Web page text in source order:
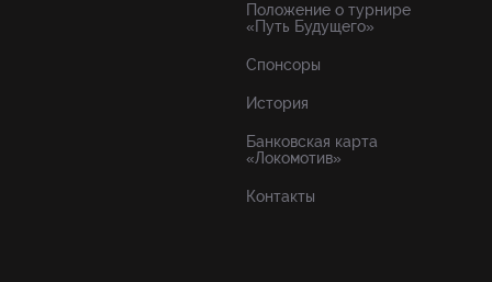
Положение о турнире
«Путь Будущего»
Спонсоры
История
Банковская карта
«Локомотив»
Контакты